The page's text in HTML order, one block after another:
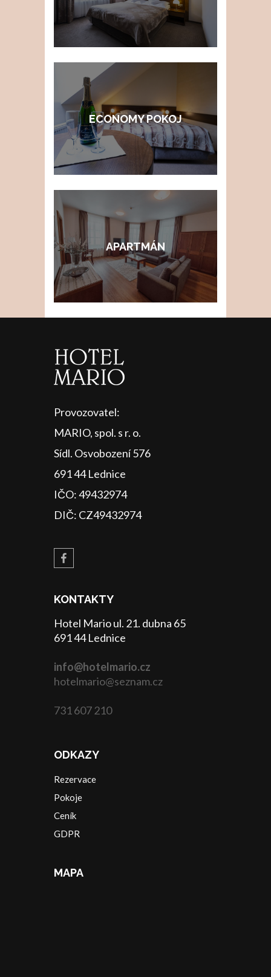
ECONOMY POKOJ
APARTMÁN
Provozovatel:
MARIO, spol. s r. o.
Sídl. Osvobození 576
691 44 Lednice
IČO: 49432974
DIČ: CZ49432974
KONTAKTY
Hotel Mario ul. 21. dubna 65
691 44 Lednice
info@hotelmario.cz
hotelmario@seznam.cz
731 607 210
ODKAZY
Rezervace
Pokoje
Ceník
GDPR
MAPA